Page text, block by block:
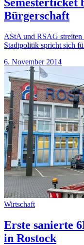
Bürgerschaft
AStA und RSAG streiten
Stadtpolitik spricht sich
6. November 2014
Wirtschaft
Erste sanierte
in Rostock